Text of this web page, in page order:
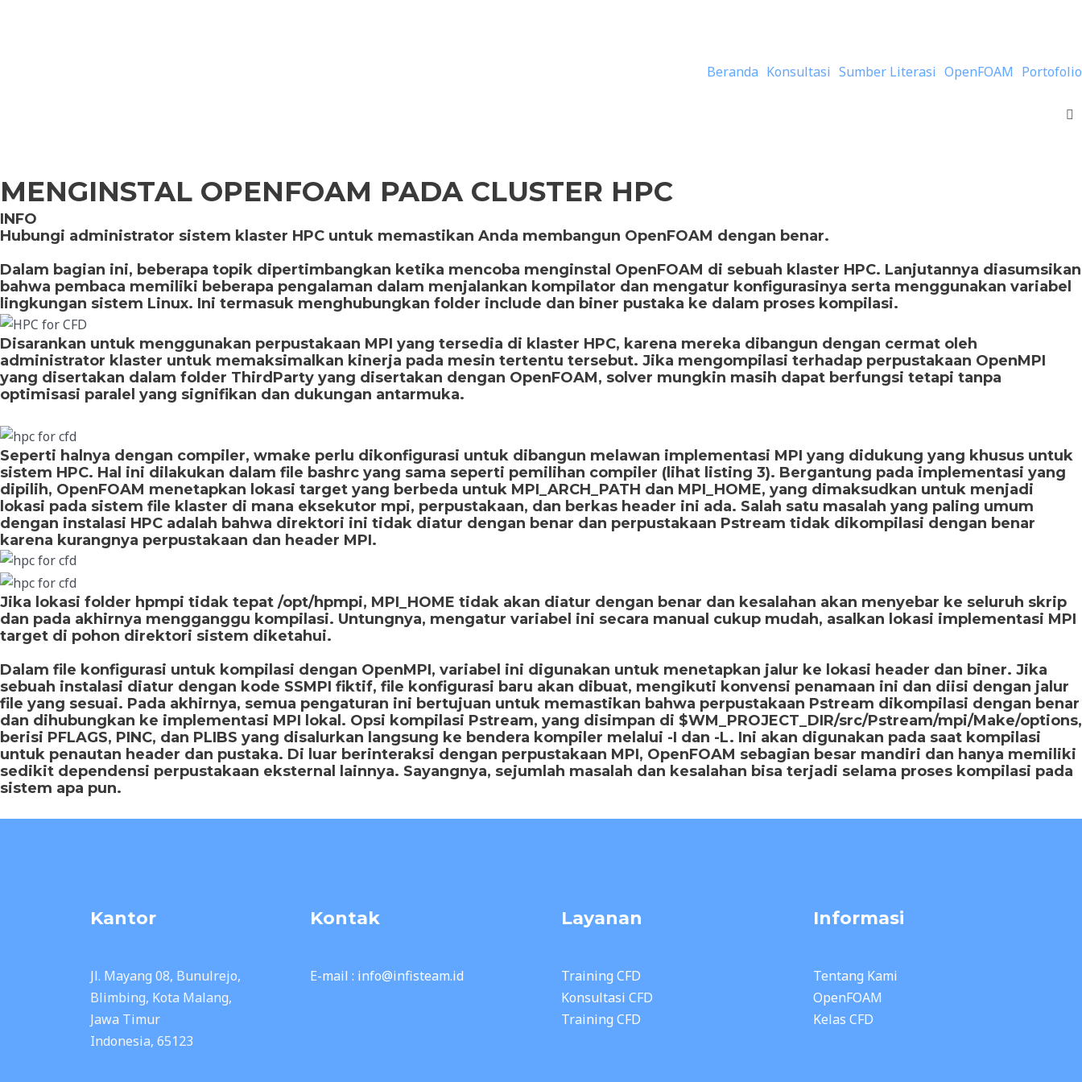
Beranda Konsultasi Sumber Literasi OpenFOAM Portofolio
MENGINSTAL OPENFOAM PADA CLUSTER HPC
INFO
Hubungi administrator sistem klaster HPC untuk memastikan Anda membangun OpenFOAM dengan benar.
Dalam bagian ini, beberapa topik dipertimbangkan ketika mencoba menginstal OpenFOAM di sebuah klaster HPC. Lanjutannya diasumsikan
bahwa pembaca memiliki beberapa pengalaman dalam menjalankan kompilator dan mengatur konfigurasinya serta menggunakan variabel
lingkungan sistem Linux. Ini termasuk menghubungkan folder include dan biner pustaka ke dalam proses kompilasi.
Disarankan untuk menggunakan perpustakaan MPI yang tersedia di klaster HPC, karena mereka dibangun dengan cermat oleh
administrator klaster untuk memaksimalkan kinerja pada mesin tertentu tersebut. Jika mengompilasi terhadap perpustakaan OpenMPI
yang disertakan dalam folder ThirdParty yang disertakan dengan OpenFOAM, solver mungkin masih dapat berfungsi tetapi tanpa
optimisasi paralel yang signifikan dan dukungan antarmuka.
Seperti halnya dengan compiler, wmake perlu dikonfigurasi untuk dibangun melawan implementasi MPI yang didukung yang khusus untuk
sistem HPC. Hal ini dilakukan dalam file bashrc yang sama seperti pemilihan compiler (lihat listing 3). Bergantung pada implementasi yang
dipilih, OpenFOAM menetapkan lokasi target yang berbeda untuk MPI_ARCH_PATH dan MPI_HOME, yang dimaksudkan untuk menjadi
lokasi pada sistem file klaster di mana eksekutor mpi, perpustakaan, dan berkas header ini ada. Salah satu masalah yang paling umum
dengan instalasi HPC adalah bahwa direktori ini tidak diatur dengan benar dan perpustakaan Pstream tidak dikompilasi dengan benar
karena kurangnya perpustakaan dan header MPI.
Jika lokasi folder hpmpi tidak tepat /opt/hpmpi, MPI_HOME tidak akan diatur dengan benar dan kesalahan akan menyebar ke seluruh skrip
dan pada akhirnya mengganggu kompilasi. Untungnya, mengatur variabel ini secara manual cukup mudah, asalkan lokasi implementasi MPI
target di pohon direktori sistem diketahui.
Dalam file konfigurasi untuk kompilasi dengan OpenMPI, variabel ini digunakan untuk menetapkan jalur ke lokasi header dan biner. Jika
sebuah instalasi diatur dengan kode SSMPI fiktif, file konfigurasi baru akan dibuat, mengikuti konvensi penamaan ini dan diisi dengan jalur
file yang sesuai. Pada akhirnya, semua pengaturan ini bertujuan untuk memastikan bahwa perpustakaan Pstream dikompilasi dengan benar
dan dihubungkan ke implementasi MPI lokal. Opsi kompilasi Pstream, yang disimpan di $WM_PROJECT_DIR/src/Pstream/mpi/Make/options,
berisi PFLAGS, PINC, dan PLIBS yang disalurkan langsung ke bendera kompiler melalui -I dan -L. Ini akan digunakan pada saat kompilasi
untuk penautan header dan pustaka. Di luar berinteraksi dengan perpustakaan MPI, OpenFOAM sebagian besar mandiri dan hanya memiliki
sedikit dependensi perpustakaan eksternal lainnya. Sayangnya, sejumlah masalah dan kesalahan bisa terjadi selama proses kompilasi pada
sistem apa pun.
Kantor
Jl. Mayang 08, Bunulrejo,
Blimbing, Kota Malang,
Jawa Timur
Indonesia, 65123
Kontak
E-mail : info@infisteam.id
Layanan
Training CFD
Konsultasi CFD
Training CFD
Informasi
Tentang Kami
OpenFOAM
Kelas CFD